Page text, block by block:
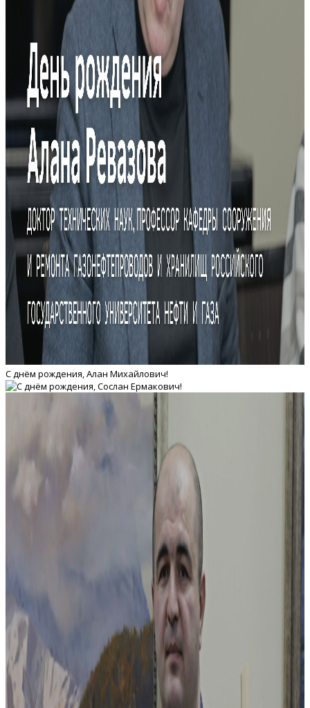
С днём рождения, Алан Михайлович!